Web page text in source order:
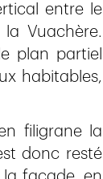
entre le
Vuachère.
plan partiel
habitables,
filigrane la
donc resté